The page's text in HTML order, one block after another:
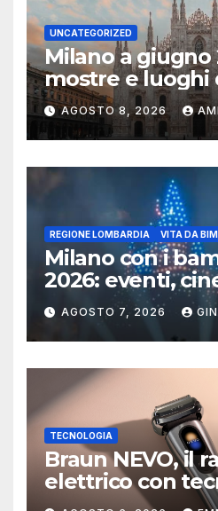
UNCATEGORIZED
Milano a giugno
mostre e luoghi
AGOSTO 8, 2026
REGIONE LOMBARDIA VITA DA
Milano con i
2026: eventi,
per famiglie
AGOSTO 7, 2026
TECNOLOGIA
Braun NEVO, il
elettrico con
AeroTouch